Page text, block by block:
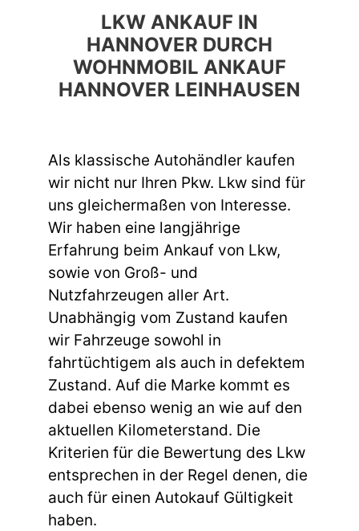
LKW ANKAUF IN
HANNOVER DURCH
WOHNMOBIL ANKAUF
HANNOVER LEINHAUSEN
Als klassische Autohändler kaufen
wir nicht nur Ihren Pkw. Lkw sind für
uns gleichermaßen von Interesse.
Wir haben eine langjährige
Erfahrung beim Ankauf von Lkw,
sowie von Groß- und
Nutzfahrzeugen aller Art.
Unabhängig vom Zustand kaufen
wir Fahrzeuge sowohl in
fahrtüchtigem als auch in defektem
Zustand. Auf die Marke kommt es
dabei ebenso wenig an wie auf den
aktuellen Kilometerstand. Die
Kriterien für die Bewertung des Lkw
entsprechen in der Regel denen, die
auch für einen Autokauf Gültigkeit
haben.